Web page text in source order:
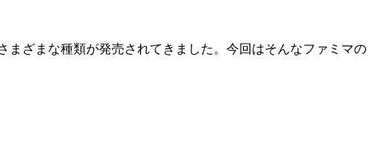
ざまな種類が発売されてきました。今回はそんなファミマの